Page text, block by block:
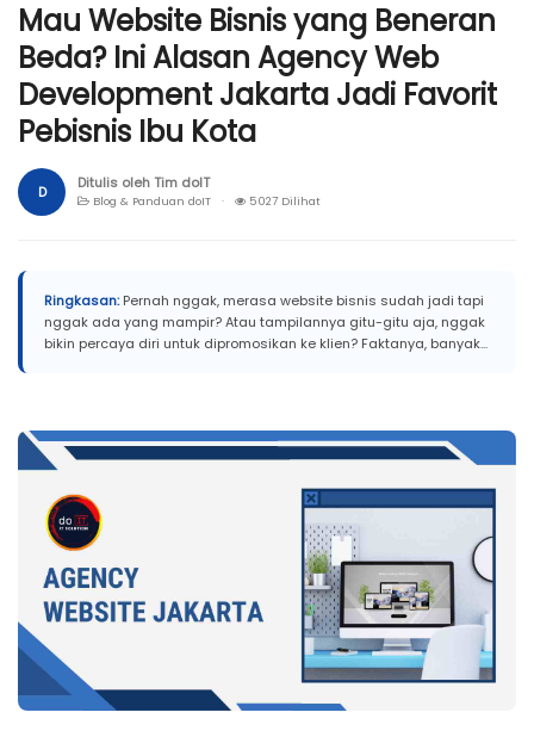
Mau Website Bisnis yang Beneran
Beda? Ini Alasan Agency Web
Development Jakarta Jadi Favorit
Pebisnis Ibu Kota
D Ditulis oleh Tim doIT
Blog & Panduan doIT · 5027 Dilihat
Ringkasan:Pernah nggak, merasa website bisnis sudah jadi tapi
nggak ada yang mampir? Atau tampilannya gitu-gitu aja, nggak
bikin percaya diri untuk dipromosikan ke klien? Faktanya, banyak...